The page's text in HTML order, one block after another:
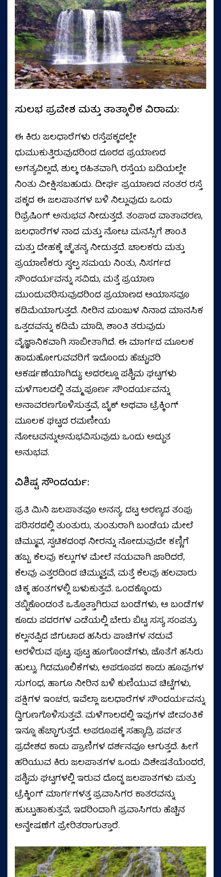
ಸುಲಭ ಪ್ರವೇಶ ಮತ್ತು ತಾತ್ಕಾಲಿಕ ವಿರಾಮ:
ಈ ಕಿರು ಜಲಧಾರೆಗಳು ರಸ್ತೆಪಕ್ಕದಲ್ಲೇ
ಧುಮುಕುತ್ತಿರುವುದರಿಂದ ದೂರದ ಪ್ರಯಾಣದ
ಅಗತ್ಯವಿಲ್ಲದೆ, ಶುಲ್ಕ ರಹಿತವಾಗಿ, ರಸ್ತೆಯ ಬದಿಯಲ್ಲೇ
ನಿಂತು ವೀಕ್ಷಿಸಬಹುದು. ದೀರ್ಘ ಪ್ರಯಾಣದ ನಂತರ ರಸ್ತೆ
ಪಕ್ಕದ ಈ ಜಲಪಾತಗಳ ಬಳಿ ನಿಲ್ಲುವುದು ಒಂದು
ರಿಫ್ರೆಷಿಂಗ್ ಅನುಭವ ನೀಡುತ್ತದೆ. ತಂಪಾದ ವಾತಾವರಣ,
ಜಲಧಾರೆಗಳ ನಾದ ಮತ್ತು ನೋಟ ಮನಸ್ಸಿಗೆ ಶಾಂತಿ
ಮತ್ತು ದೇಹಕ್ಕೆ ಚೈತನ್ಯ ನೀಡುತ್ತದೆ. ಚಾಲಕರು ಮತ್ತು
ಪ್ರಯಾಣಿಕರು ಸ್ವಲ್ಪ ಸಮಯ ನಿಂತು, ನಿಸರ್ಗದ
ಸೌಂದರ್ಯವನ್ನು ಸವಿದು, ಮತ್ತೆ ಪ್ರಯಾಣ
ಮುಂದುವರಿಸುವುದರಿಂದ ಪ್ರಯಾಣದ ಆಯಾಸವೂ
ಕಡಿಮೆಯಾಗುತ್ತದೆ. ನೀರಿನ ಮಂಜುಳ ನಿನಾದ ಮಾನಸಿಕ
ಒತ್ತಡವನ್ನು ಕಡಿಮೆ ಮಾಡಿ, ಶಾಂತಿ ತರುವುದು
ವೈಜ್ಞಾನಿಕವಾಗಿ ಸಾಬೀತಾಗಿದೆ. ಈ ಮಾರ್ಗದ ಮೂಲಕ
ಹಾದುಹೋಗುವವರಿಗೆ ಇದೊಂದು ಹೆಚ್ಚುವರಿ
ಆಕರ್ಷಣೆಯಾಗಿದ್ದು; ಅದರಲ್ಲೂ ಪಶ್ಚಿಮ ಘಟ್ಟಗಳು
ಮಳೆಗಾಲದಲ್ಲಿ ತಮ್ಮ ಪೂರ್ಣ ಸೌಂದರ್ಯವನ್ನು
ಅನಾವರಣಗೊಳಿಸುತ್ತವೆ, ಬೈಕ್ ಅಥವಾ ಟ್ರೆಕ್ಕಿಂಗ್
ಮೂಲಕ ಘಟ್ಟದ ರಮಣೀಯ
ನೋಟವನ್ನುಅನುಭವಿಸುವುದು ಒಂದು ಅದ್ಭುತ
ಅನುಭವ.
ವಿಶಿಷ್ಟ ಸೌಂದರ್ಯ:
ಪ್ರತಿ ಮಿನಿ ಜಲಪಾತವೂ ಅನನ್ಯ. ದಟ್ಟ ಅರಣ್ಯದ ತಂಪು
ಪರಿಸರದಲ್ಲಿ ತುಂತುರು, ತುಂತುರಾಗಿ ಬಂಡೆಯ ಮೇಲೆ
ಚಿಮ್ಮುವ, ಸ್ಪಟಿಕದಂಥ ನೀರನ್ನು ನೋಡುವುದೇ ಕಣ್ಣಿಗೆ
ಹಬ್ಬ. ಕೆಲವು ಕಲ್ಲುಗಳ ಮೇಲೆ ನಯವಾಗಿ ಜಾರಿದರೆ,
ಕೆಲವು ಎತ್ತರದಿಂದ ಚಿಮ್ಮುತ್ತವೆ, ಮತ್ತೆ ಕೆಲವು ಹಲವಾರು
ಚಿಕ್ಕ ಹಂತಗಳಲ್ಲಿ ಬಳುಕುತ್ತವೆ. ಒಂದಕ್ಕೊಂದು
ತಬ್ಬಿಕೊಂಡಂತೆ ಒತ್ತೊತ್ತಾಗಿರುವ ಬಂಡೆಗಳು, ಆ ಬಂಡೆಗಳ
ಕೂಡು ಪದರಗಳ ಎಡೆಯಲ್ಲಿ ಬೇರು ಬಿಟ್ಟ ಸಸ್ಯ ಸಂಪತ್ತು,
ಕಲ್ಲನಪ್ಪಿದ ಜಿಗುಟಾದ ಹಸಿರು ಪಾಚಿಗಳ ನಡುವೆ
ಅರಳಿರುವ ಪುಟ್ಟ, ಪುಟ್ಟ ಹೂಗೊಂಡೆಗಳು, ಜೊತೆಗೆ ಹಸಿರು
ಹುಲ್ಲು, ಗಿಡಮೂಲಿಕೆಗಳು, ಅಪರೂಪದ ಕಾಡು ಹೂವುಗಳ
ಸುಗಂಧ, ಹಾಗೂ ನೀರಿನ ಬಳಿ ಕುಣಿಯುವ ಚಿಟ್ಟೆಗಳು,
ಪಕ್ಷಿಗಳ ಇಂಚರ, ಇವೆಲ್ಲಾ ಜಲಧಾರೆಗಳ ಸೌಂದರ್ಯವನ್ನು
ದ್ವಿಗುಣಗೊಳಿಸುತ್ತವೆ. ಮಳೆಗಾಲದಲ್ಲಿ ಇವುಗಳ ಜೀವಂತಿಕೆ
ಇನ್ನೂ ಹೆಚ್ಚಾಗುತ್ತದೆ. ಅಪರೂಪಕ್ಕೆ ಸಹ್ಯಾದ್ರಿ ಪರ್ವತ
ಪ್ರದೇಶದ ಕಾಡು ಪ್ರಾಣಿಗಳ ದರ್ಶನವೂ ಆಗುತ್ತದೆ. ಹೀಗೆ
ಹರಿಯುವ ಕಿರು ಜಲಪಾತಗಳ ಒಂದು ವಿಶೇಷತೆಯೆಂದರೆ,
ಪಶ್ಚಿಮ ಘಟ್ಟಗಳಲ್ಲಿ ಇರುವ ದೊಡ್ಡ ಜಲಪಾತಗಳು ಮತ್ತು
ಟ್ರೆಕ್ಕಿಂಗ್ ಮಾರ್ಗಗಳತ್ತ ಪ್ರವಾಸಿಗರ ಕಾತರವನ್ನು
ಹುಟ್ಟುಹಾಕುತ್ತವೆ, ಇದರಿಂದಾಗಿ ಪ್ರವಾಸಿಗರು ಹೆಚ್ಚಿನ
ಅನ್ವೇಷಣೆಗೆ ಪ್ರೇರಿತರಾಗುತ್ತಾರೆ.